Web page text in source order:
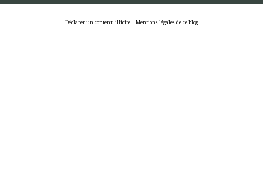
Déclarer un contenu illicite | Mentions légales de ce blog